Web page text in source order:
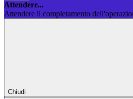
Attendere...
Attendere il completamento
Chiudi